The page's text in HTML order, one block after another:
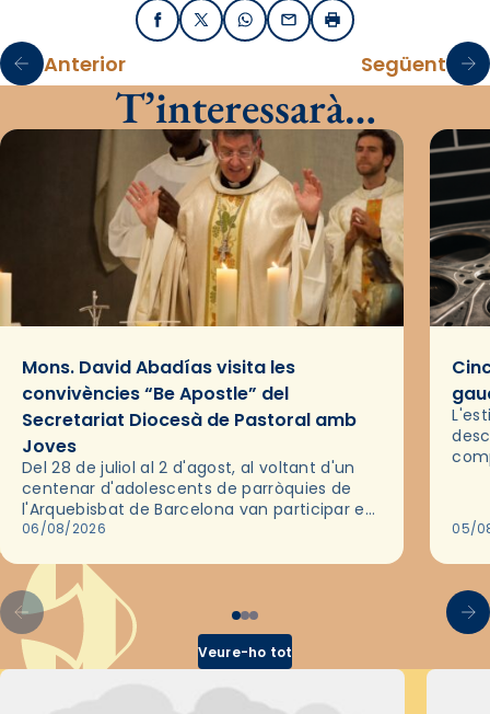
FacebookX / TwitterWhatsApp
EmailImprimir
Anterior Següent
T’interessarà…
Mons. David Abadías visita les
convivències “Be Apostle” del
Secretariat Diocesà de Pastoral amb
Joves
Del 28 de juliol al 2 d'agost, al voltant d'un
centenar d'adolescents de parròquies de
l'Arquebisbat de Barcelona van participar en
les convivències Be Apostle, organitzades
06/08/2026 05/
Veure-ho tot